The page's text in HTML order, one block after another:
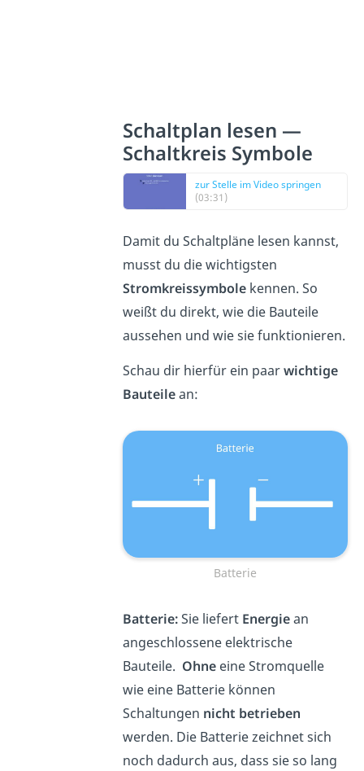
Schaltplan lesen —
Schaltkreis Symbole
zur Stelle im Video springen
(03:31)
Damit du Schaltpläne lesen kannst,
musst du die wichtigsten
Stromkreissymbole kennen. So
weißt du direkt, wie die Bauteile
aussehen und wie sie funktionieren.
Schau dir hierfür ein paarwichtige
Bauteilean:
Batterie
Batterie:Sie liefert Energiean
angeschlossene elektrische
Bauteile. Ohneeine Stromquelle
wie eine Batterie können
Schaltungen nicht betrieben
werden. Die Batterie zeichnet sich
noch dadurch aus, dass sie so lang